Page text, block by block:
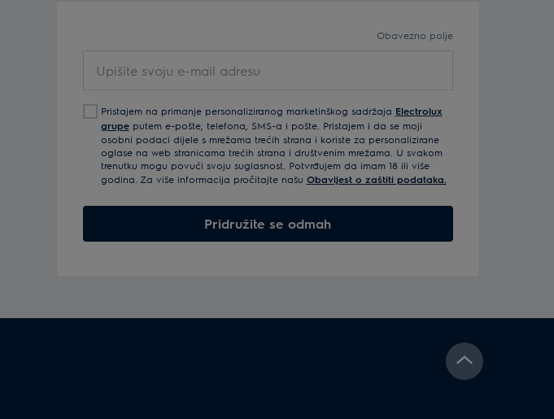
Obavezno polje
svoju
mail
adresu
Pristajem na primanje personaliziranog marketinškog sadržaja Electrolux
grupeputem e-pošte, telefona, SMS-a i pošte. Pristajem i da se moji
osobni podaci dijele s mrežama trećih strana i koriste za personalizirane
oglase na web stranicama trećih strana i društvenim mrežama. U svakom
trenutku mogu povući svoju suglasnost. Potvrđujem da imam 18 ili više
godina. Za više informacija pročitajte našu Obavijest o zaštiti podataka.
Pridružite se odmah